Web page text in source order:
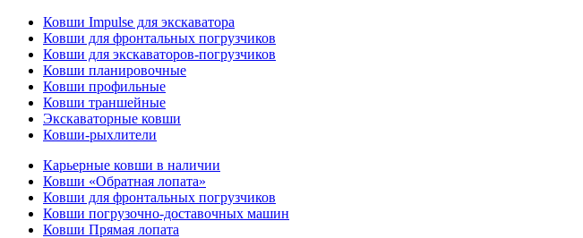
Ковши Impulse для экскаватора
Ковши для фронтальных погрузчиков
Ковши для экскаваторов-погрузчиков
Ковши планировочные
Ковши профильные
Ковши траншейные
Экскаваторные ковши
Ковши-рыхлители
Карьерные ковши в наличии
Ковши «Обратная лопата»
Ковши для фронтальных погрузчиков
Ковши погрузочно-доставочных машин
Ковши Прямая лопата